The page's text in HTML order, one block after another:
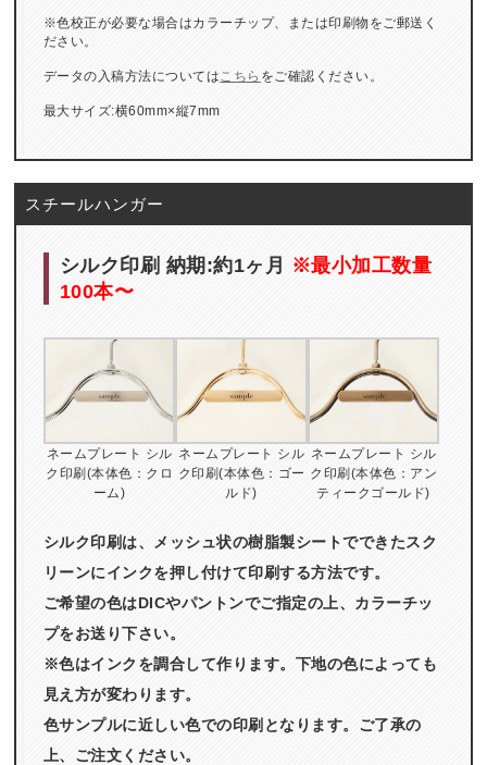
※色校正が必要な場合はカラーチップ、または印刷物をご郵送く
ださい。
データの入稿方法についてはこちら をご確認ください。
最大サイズ:横60mm×縦7mm
スチールハンガー
シルク印刷 納期:約1ヶ月
※最小加工数量
100本〜
ネームプレート シル
ク印刷(本体色：クロ
ーム)
ネームプレート シル
ク印刷(本体色：ゴー
ルド)
ネームプレート シル
ク印刷(本体色：アン
ティークゴールド)
シルク印刷は、メッシュ状の樹脂製シートでできたスク
リーンにインクを押し付けて印刷する方法です。
ご希望の色はDICやパントンでご指定の上、カラーチッ
プをお送り下さい。
※色はインクを調合して作ります。下地の色によっても
見え方が変わります。
色サンプルに近しい色での印刷となります。ご了承の
上、ご注文ください。